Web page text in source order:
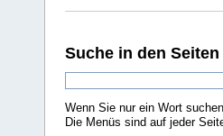
Suche in den Seiten
Wenn Sie nur ein Wort
Die Menüs sind auf jeder